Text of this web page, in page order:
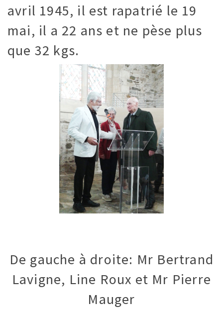
avril 1945, il est rapatrié le 19
mai, il a 22 ans et ne pèse plus
que 32 kgs.
De gauche à droite: Mr Bertrand
Lavigne, Line Roux et Mr Pierre
Mauger